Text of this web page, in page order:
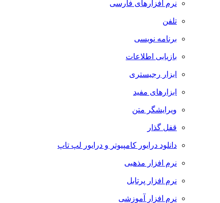
نرم افزارهای فارسی
تلفن
برنامه نویسی
بازیابی اطلاعات
ابزار رجیستری
ابزارهای مفید
ویرایشگر متن
قفل گذار
دانلود درایور کامپیوتر و درایور لپ تاپ
نرم افزار مذهبی
نرم افزار پرتابل
نرم افزار آموزشی